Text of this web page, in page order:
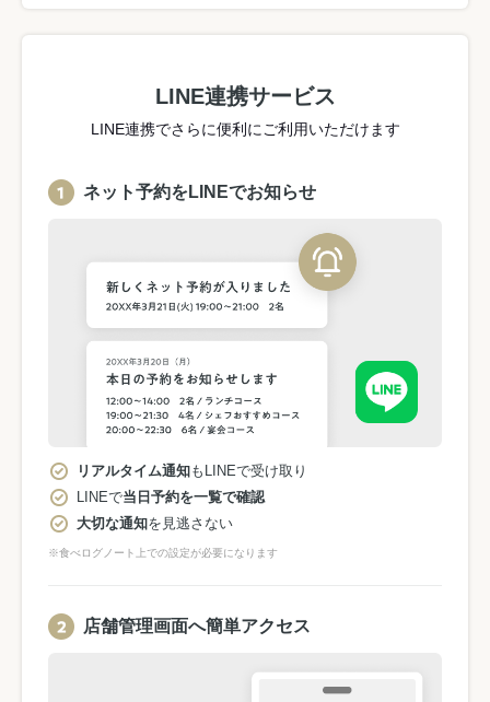
LINE連携サービス
LINE連携でさらに便利にご利用いただけます
ネット予約をLINEでお知らせ
リアルタイム通知もLINEで受け取り
LINEで当日予約を一覧で確認
大切な通知を見逃さない
※食べログノート上での設定が必要になります
店舗管理画面へ簡単アクセス